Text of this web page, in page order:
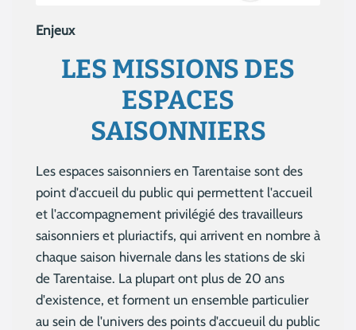
Enjeux
LES MISSIONS DES
ESPACES
SAISONNIERS
Les espaces saisonniers en Tarentaise sont des
point d'accueil du public qui permettent l'accueil
et l'accompagnement privilégié des travailleurs
saisonniers et pluriactifs, qui arrivent en nombre à
chaque saison hivernale dans les stations de ski
de Tarentaise. La plupart ont plus de 20 ans
d'existence, et forment un ensemble particulier
au sein de l'univers des points d'accueuil du public